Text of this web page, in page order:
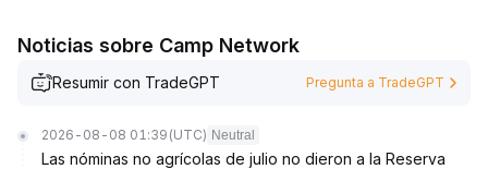
Noticias sobre Camp Network
Resumir con TradeGPT Pregunta a TradeGPT
2026-08-08 01:39 (UTC) Neutral
Las nóminas no agrícolas de julio no dieron a la Reserva